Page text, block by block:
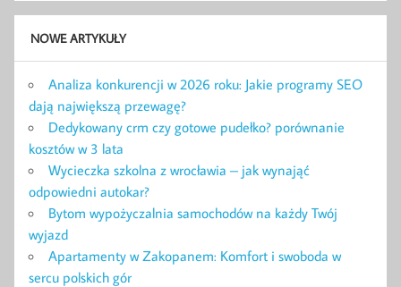
NOWE ARTYKUŁY
Analiza konkurencji w 2026 roku: Jakie programy SEO
dają największą przewagę?
Dedykowany crm czy gotowe pudełko? porównanie
kosztów w 3 lata
Wycieczka szkolna z wrocławia – jak wynająć
odpowiedni autokar?
Bytom wypożyczalnia samochodów na każdy Twój
wyjazd
Apartamenty w Zakopanem: Komfort i swoboda w
sercu polskich gór